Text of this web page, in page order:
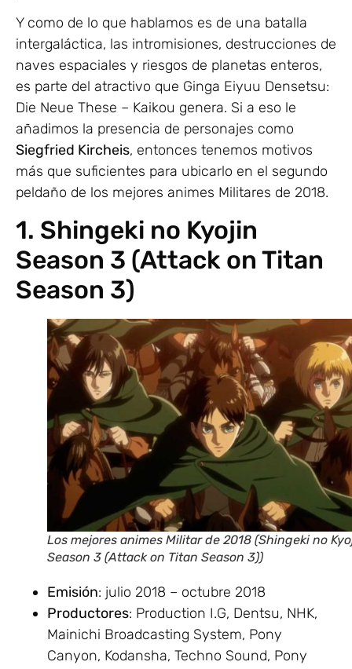
Y como de lo que hablamos es de una batalla
intergaláctica, las intromisiones, destrucciones de
naves espaciales y riesgos de planetas enteros,
es parte del atractivo que Ginga Eiyuu Densetsu:
Die Neue These – Kaikou genera. Si a eso le
añadimos la presencia de personajes como
Siegfried Kircheis, entonces tenemos motivos
más que suficientes para ubicarlo en el segundo
peldaño de los mejores animes Militares de 2018.
1. Shingeki no Kyojin
Season 3 (Attack on Titan
Season 3)
Los mejores animes Militar de 2018 (Shingeki no
Season 3 (Attack on Titan Season 3))
Emisión: julio 2018 – octubre 2018
Productores: Production I.G, Dentsu, NHK,
Mainichi Broadcasting System, Pony
Canyon, Kodansha, Techno Sound, Pony